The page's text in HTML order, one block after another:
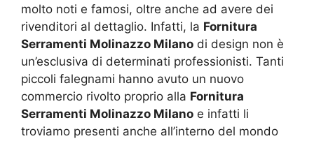
molto noti e famosi, oltre anche ad avere dei
rivenditori al dettaglio. Infatti, la Fornitura
Serramenti Molinazzo Milano di design non è
un’esclusiva di determinati professionisti. Tanti
piccoli falegnami hanno avuto un nuovo
commercio rivolto proprio alla Fornitura
Serramenti Molinazzo Milano e infatti li
troviamo presenti anche all’interno del mondo